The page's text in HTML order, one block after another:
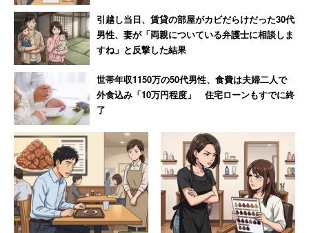
引越し当日、賃貸の部屋がカビだらけだった30代
男性、妻が「両親についている弁護士に相談しま
すね」と反撃した結果
世帯年収1150万の50代男性、食費は夫婦二人で
外食込み「10万円程度」 住宅ローンもすでに終
了